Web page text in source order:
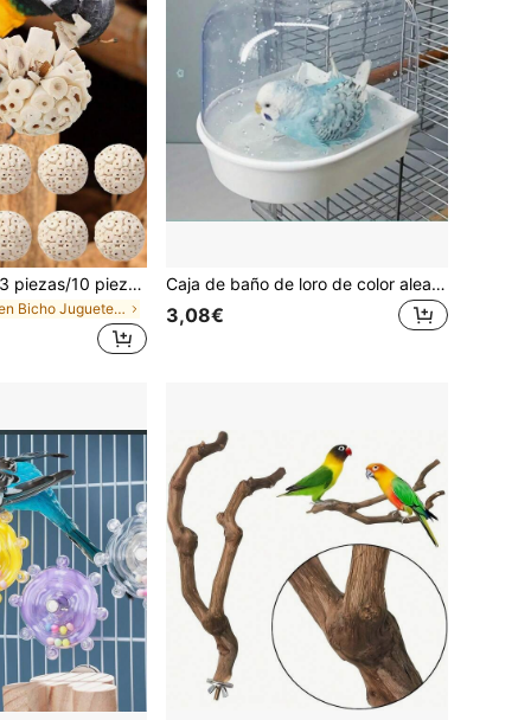
1 pieza/2 piezas/3 piezas/10 piezas Juguete de forrajeo para pájaros, juguete de masticar para loros para afilar el pico, adecuado para ninfa, periquito, loro, agapornis, pájaros pequeños, bola de molienda de pico para pájaros, suministros para pájaros
en Bicho Juguetes y entrenamiento para aves
Caja de baño de loro de color aleatorio, bañera de pájaros, juguetes para loros, juguetes para hámsters, suministros para hámsters, juguetes para pájaros, suministros para pájaros, toalla de microfibra súper absorbente y de secado rápido de alta calidad, suministros de aseo para mascotas, bata de baño, adecuada para cacatúa, eclectus, cacatúa, loro gris africano Timneh
3,08€